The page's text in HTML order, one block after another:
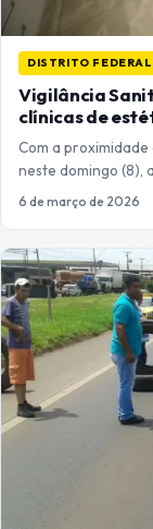
DISTRITO FEDERAL
Vigilância
clínicas de
Com a
neste domingo (8),
6 de março de 2026